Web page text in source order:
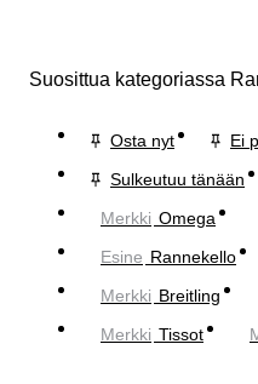
Suosittua kategoriassa
Osta nyt
Ei
Sulkeutuu tänään
Merkki Omega
Esine Rannekello
Merkki Breitling
Merkki Tissot